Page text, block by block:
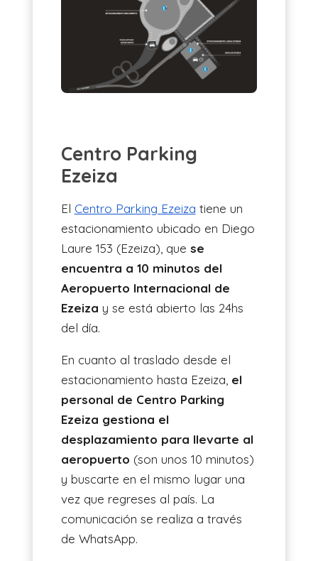
Centro Parking
Ezeiza
El Centro Parking Ezeiza tiene un
estacionamiento ubicado en Diego
Laure 153 (Ezeiza), que se
encuentra a 10 minutos del
Aeropuerto Internacional de
Ezeiza y se está abierto las 24hs
del día.
En cuanto al traslado desde el
estacionamiento hasta Ezeiza, el
personal de Centro Parking
Ezeiza gestiona el
desplazamiento para llevarte al
aeropuerto (son unos 10 minutos)
y buscarte en el mismo lugar una
vez que regreses al país. La
comunicación se realiza a través
de WhatsApp.